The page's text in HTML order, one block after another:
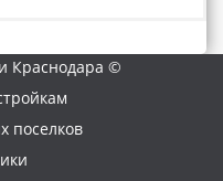
Краснодара ©
поселков